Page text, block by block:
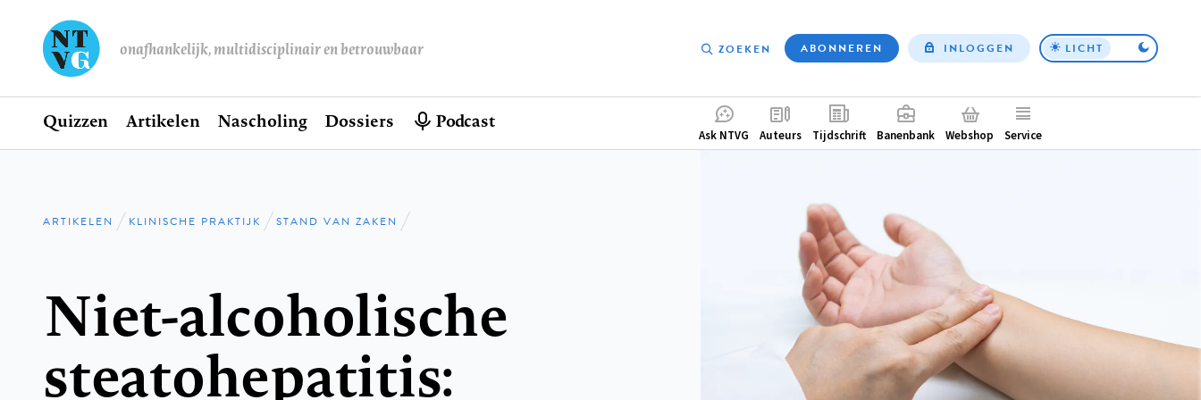
onafhankelijk, multidisciplinair en betrouwbaar
Top
ZOEKEN ABONNEREN INLOGGEN LICHT
Hoofdnavigatie
Home
Quizzen Artikelen Nascholing Dossiers Podcast
Complementair
Ask NTVG Auteurs Tijdschrift Banenbank Webshop Service
Kruimelpad
ARTIKELEN KLINISCHE PRAKTIJK STAND VAN ZAKEN
Niet-alcoholische
steatohepatitis: